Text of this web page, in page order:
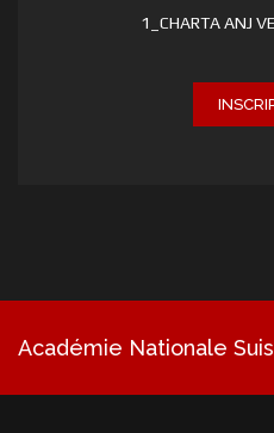
1_CHARTA ANJ
Académie Nationale